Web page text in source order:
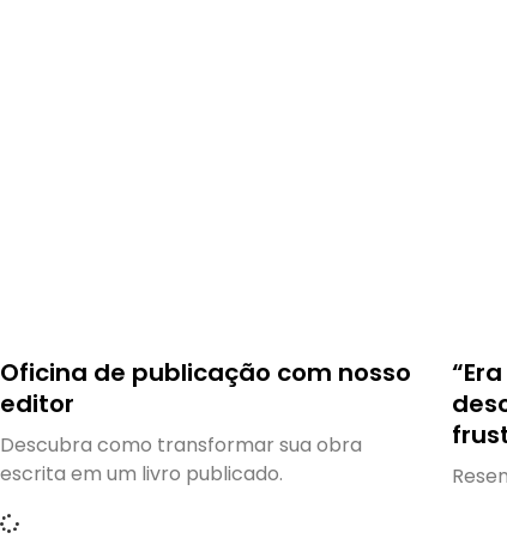
Oficina de publicação com nosso
editor
Descubra como transformar sua obra
escrita em um livro publicado.